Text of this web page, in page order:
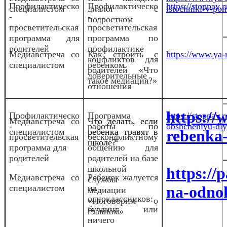
специалистом
диалог с
подростком
istochniki-v-
Медиавстреча со
специалистом
Как строить с
ребенком
доверительные
отношения
https://
Медиавстреча со
специалистом
Что делать, если
ребенка травят в
школе?
https://
Медиавстреча со
специалистом
Ребенок жалуется
на
одноклассников:
буллинг или
ничего
https://
na-
Профилактическо
-
просветительская
программа для
родителей
Профилактическо
-
просветительская
программа по
профилактике
конфликтов для
родителей «Что
такое медиация?»
https://
Профилактическо
-
просветительская
программа для
родителей
Программа
работы по
бесконфликтному
общению для
родителей на базе
школьной
службы
медиации
«Поговорим о
главном»
https://
obshcheniyu-